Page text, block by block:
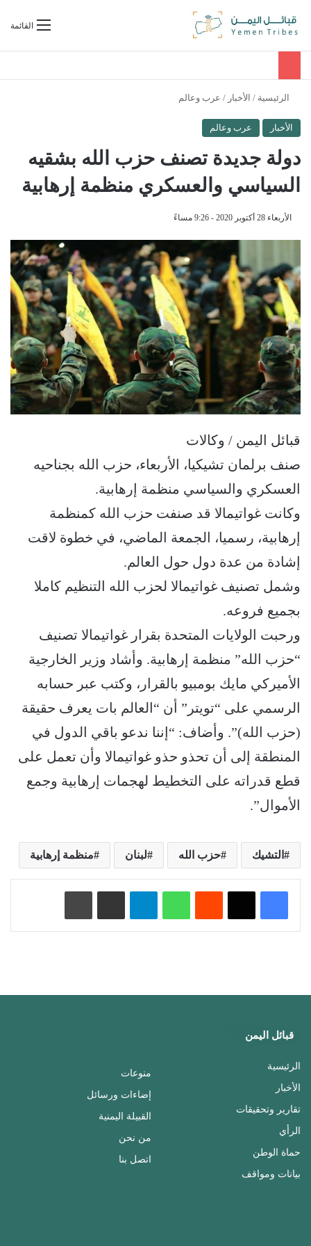
القائمةبحث عن
الرئيسية / الأخبار / عرب وعالم
الأخبار عرب وعالم
دولة جديدة تصنف حزب الله بشقيه
السياسي والعسكري منظمة إرهابية
الأربعاء 28 أكتوبر 2020 - 9:26 مساءً
قبائل اليمن / وكالات
صنف برلمان تشيكيا، الأربعاء، حزب الله بجناحيه
العسكري والسياسي منظمة إرهابية.
وكانت غواتيمالا قد صنفت حزب الله كمنظمة
إرهابية، رسميا، الجمعة الماضي، في خطوة لاقت
إشادة من عدة دول حول العالم.
وشمل تصنيف غواتيمالا لحزب الله التنظيم كاملا
بجميع فروعه.
ورحبت الولايات المتحدة بقرار غواتيمالا تصنيف
“حزب الله” منظمة إرهابية. وأشاد وزير الخارجية
الأميركي مايك بومبيو بالقرار، وكتب عبر حسابه
الرسمي على “تويتر” أن “العالم بات يعرف حقيقة
(حزب الله)”. وأضاف: “إننا ندعو باقي الدول في
المنطقة إلى أن تحذو حذو غواتيمالا وأن تعمل على
قطع قدراته على التخطيط لهجمات إرهابية وجمع
الأموال”.
التشيك حزب الله لبنان منظمة إرهابية
واتساب تيلقرام
قبائل اليمن
الرئيسية
الأخبار
تقارير وتحقيقات
الرأي
حماة الوطن
بيانات ومواقف
منوعات
إضاءات ورسائل
القبيلة اليمنية
من نحن
اتصل بنا